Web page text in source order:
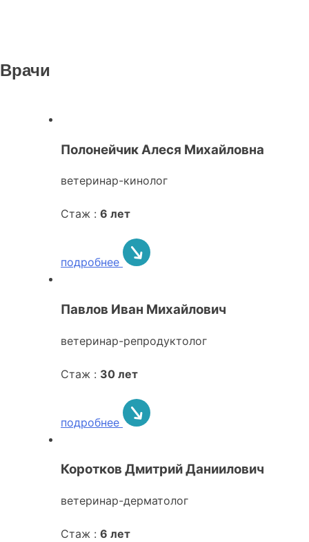
Врачи
Полонейчик Алеся Михайловна
ветеринар-кинолог
Стаж : 6 лет
подробнее
Павлов Иван Михайлович
ветеринар-репродуктолог
Стаж : 30 лет
подробнее
Коротков Дмитрий Даниилович
ветеринар-дерматолог
Стаж : 6 лет